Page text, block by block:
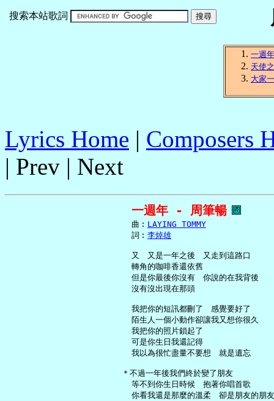
搜索本站歌詞
一週年
天使
大家
Lyrics Home | Composers
| Prev | Next
一週年 - 周筆暢
     曲︰
LAYING TOMMY
     詞︰
李焯雄
     又　又是一年之後　又走到這路口
     轉角的咖啡香還依舊
     但是你最後你沒有　你說的在我背後
     沒有沒出現在那頭
     我把你的短訊都刪了　感覺要好了
     陌生人一個小動作卻讓我又想你很久
     我把你的照片鎖起了
     可是你生日我還記得
     我以為很忙盡量不要想　就是遺忘
   ＊不過一年後我們終於變了朋友
     等不到你生日時候　抱著你唱首歌
     你看我還是那麼的溫柔　卻是朋友的朋友